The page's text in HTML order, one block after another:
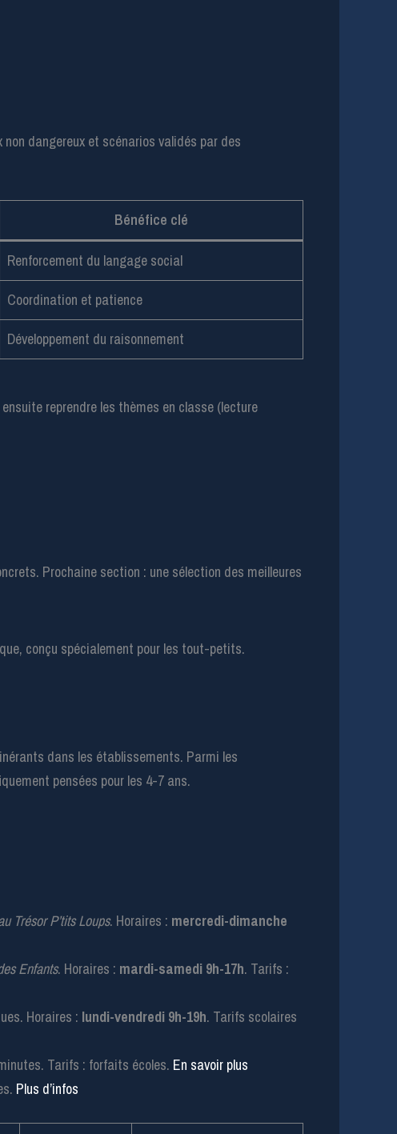
dangereux et scénarios validés par des
Bénéfice clé
Renforcement du langage social
Coordination et patience
Développement du raisonnement
reprendre les thèmes en classe (lecture
Prochaine section : une sélection des meilleures
dans les établissements. Parmi les
pensées pour les 4-7 ans.
Trésor P’tits Loups. Horaires : mercredi-dimanche
Enfants. Horaires : mardi-samedi 9h-17h. Tarifs :
Horaires : lundi-vendredi 9h-19h. Tarifs scolaires
Tarifs : forfaits écoles. En savoir plus
Plus d’infos